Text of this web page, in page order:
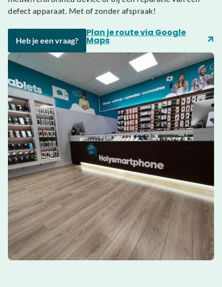
defect apparaat. Met of zonder afspraak!
Heb je een vraag?
Plan je route via Google
Maps